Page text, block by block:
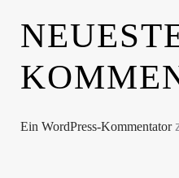
Ein WordPress-Kommentator